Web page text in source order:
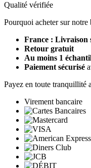
Qualité vérifiée
Pourquoi acheter sur notre
France : Livraison
Retour gratuit
Au moins 1
Paiement sécurisé
Payez en toute tranquillité
Virement bancaire